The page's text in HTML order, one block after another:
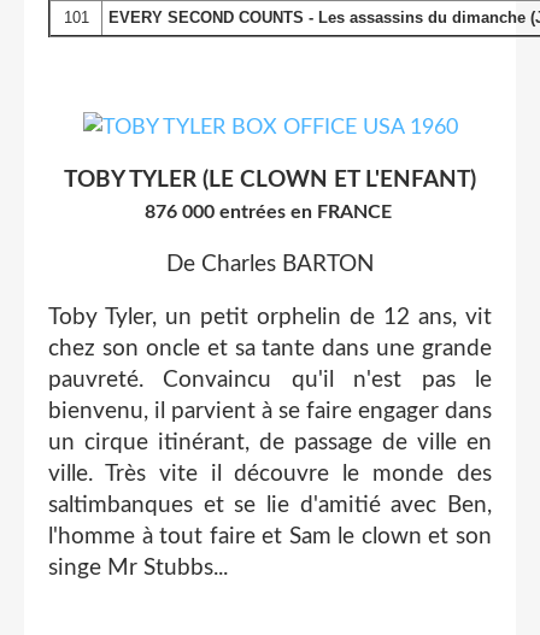
101
EVERY SECOND COUNTS - Les assassins du dimanche
TOBY TYLER (LE CLOWN ET L'ENFANT)
876 000 entrées en FRANCE
De Charles BARTON
Toby Tyler, un petit orphelin de 12 ans, vit
chez son oncle et sa tante dans une grande
pauvreté. Convaincu qu'il n'est pas le
bienvenu, il parvient à se faire engager dans
un cirque itinérant, de passage de ville en
ville. Très vite il découvre le monde des
saltimbanques et se lie d'amitié avec Ben,
l'homme à tout faire et Sam le clown et son
singe Mr Stubbs...